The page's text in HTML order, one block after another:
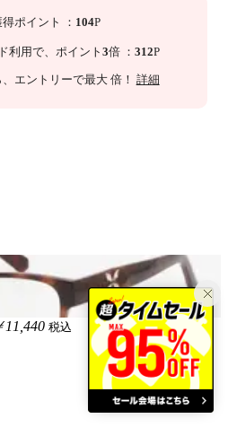
ポイント ： 104P
利用で、 ポイント 3倍 ： 312P
、エントリーで最大 倍！ 詳細
11,440 税込